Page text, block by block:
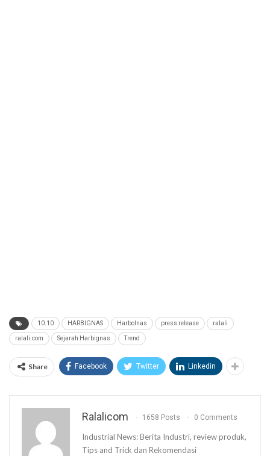
10.10 HARBIGNAS Harbolnas press release ralali
ralali.com Sejarah Harbignas Trend
Share Facebook Twitter Linkedin
Ralalicom 1658 Posts 0 Comments
Industrial News: Berita Industri, review produk,
Tips and Trick dan Rekomendasi